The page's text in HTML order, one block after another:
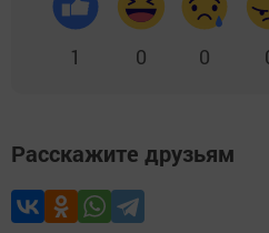
1 0 0
Расскажите друзьям